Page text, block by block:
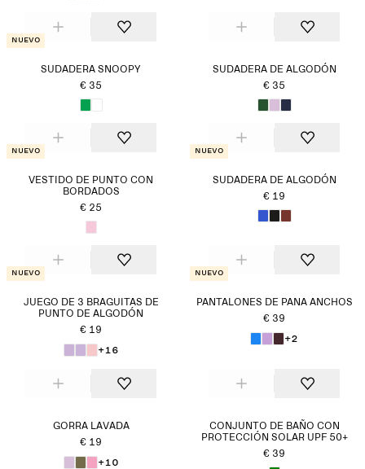
Nuevo
SUDADERA SNOOPY
€ 35
SUDADERA DE ALGODÓN
€ 35
Nuevo
VESTIDO DE PUNTO CON
BORDADOS
€ 25
Nuevo
SUDADERA DE ALGODÓN
€ 19
Nuevo
JUEGO DE 3 BRAGUITAS DE
PUNTO DE ALGODÓN
€ 19
+16
Nuevo
PANTALONES DE PANA ANCHOS
€ 39
+2
GORRA LAVADA
€ 19
+10
CONJUNTO DE BAÑO CON
PROTECCIÓN SOLAR UPF 50+
€ 39